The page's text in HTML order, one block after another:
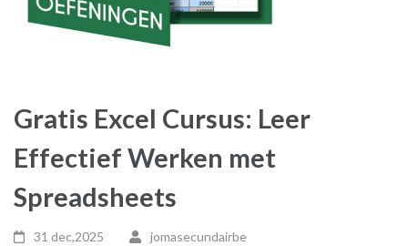
Gratis Excel Cursus: Leer
Effectief Werken met
Spreadsheets
31 dec,2025 jomasecundairbe